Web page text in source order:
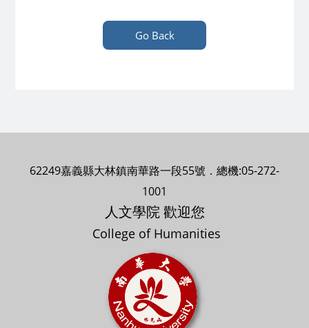
Go Back
62249嘉義縣大林鎮南華路一段55號．總機:05-272-
1001
人文學院 歡迎您
College of Humanities